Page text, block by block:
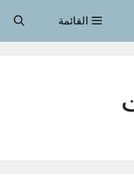
القائمة